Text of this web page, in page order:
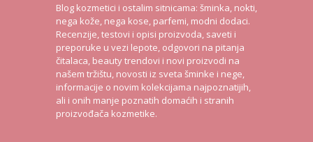
Blog kozmetici i ostalim sitnicama: šminka, nokti,
nega kože, nega kose, parfemi, modni dodaci.
Recenzije, testovi i opisi proizvoda, saveti i
preporuke u vezi lepote, odgovori na pitanja
čitalaca, beauty trendovi i novi proizvodi na
našem tržištu, novosti iz sveta šminke i nege,
informacije o novim kolekcijama najpoznatijih,
ali i onih manje poznatih domaćih i stranih
proizvođača kozmetike.